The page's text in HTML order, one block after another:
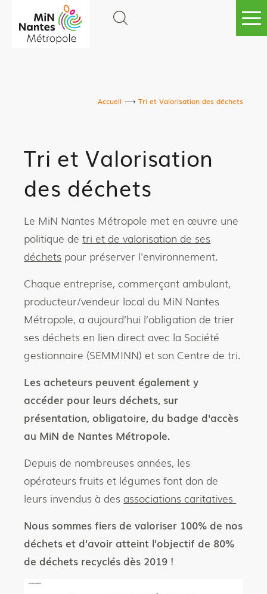
Go to
main
Accueil Tri et Valorisation des déchets
Tri et Valorisation
des déchets
Le MiN Nantes Métropole met en œuvre une
politique detri et de valorisation de ses
déchets pour préserver l'environnement.
Chaque entreprise, commerçant ambulant,
producteur/vendeur local du MiN Nantes
Métropole, a aujourd’hui l’obligation de trier
ses déchets en lien direct avec la Société
gestionnaire (SEMMINN) et son Centre de tri.
Les acheteurs peuvent également y
accéder pour leurs déchets, sur
présentation, obligatoire, du badge d'accès
au MiN de Nantes Métropole.
Depuis de nombreuses années, les
opérateurs fruits et légumes font don de
leurs invendus à desassociations caritatives
Nous sommes fiers de valoriser 100% de nos
déchets et d'avoir atteint l'objectif de 80%
de déchets recyclés dès 2019 !